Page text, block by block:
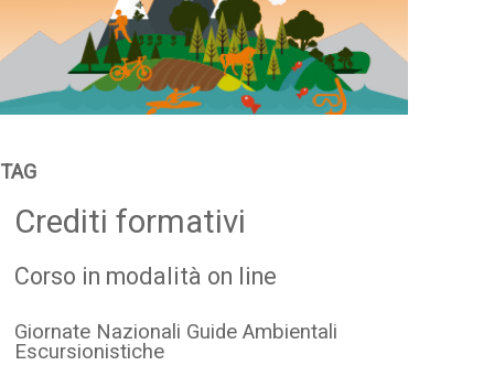
TAG
Crediti formativi
Corso in modalità on line
Giornate Nazionali Guide Ambientali
Escursionistiche